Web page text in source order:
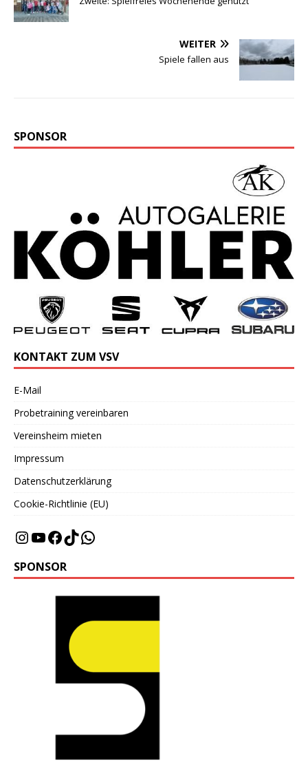
WEITER
Spiele fallen aus
SPONSOR
KONTAKT ZUM VSV
E-Mail
Probetraining vereinbaren
Vereinsheim mieten
Impressum
Datenschutzerklärung
Cookie-Richtlinie (EU)
SPONSOR